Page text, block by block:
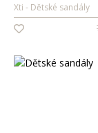
Oleje na vlasy
Xti
Dětské sandály